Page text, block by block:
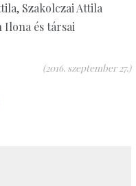
Szakolczai Attila
és társai
(2016. szeptember 27.)